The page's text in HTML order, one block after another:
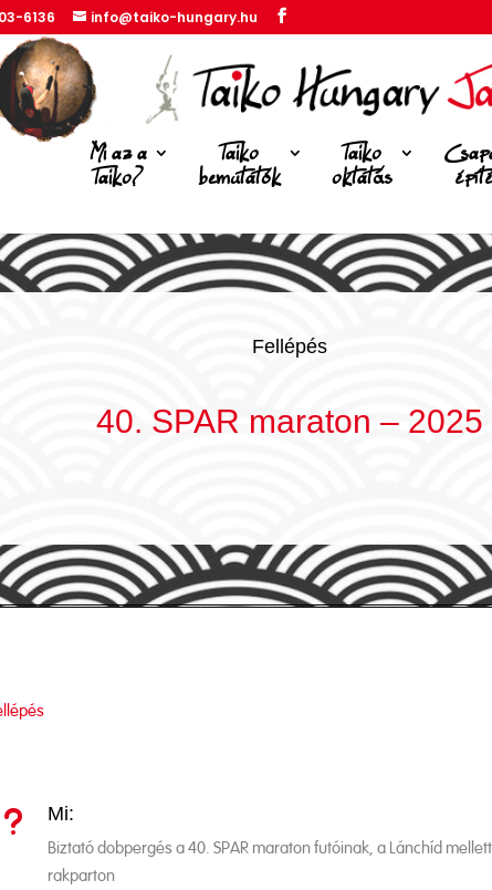
6136 info@taiko-hungary.hu
Mi az a
Taiko?
Taiko
bemutatók
Taiko
oktatás
Fellépés
40. SPAR maraton – 2025
u Mi:
Biztató dobpergés a 40. SPAR maraton futóinak, a Lánchíd
rakparton